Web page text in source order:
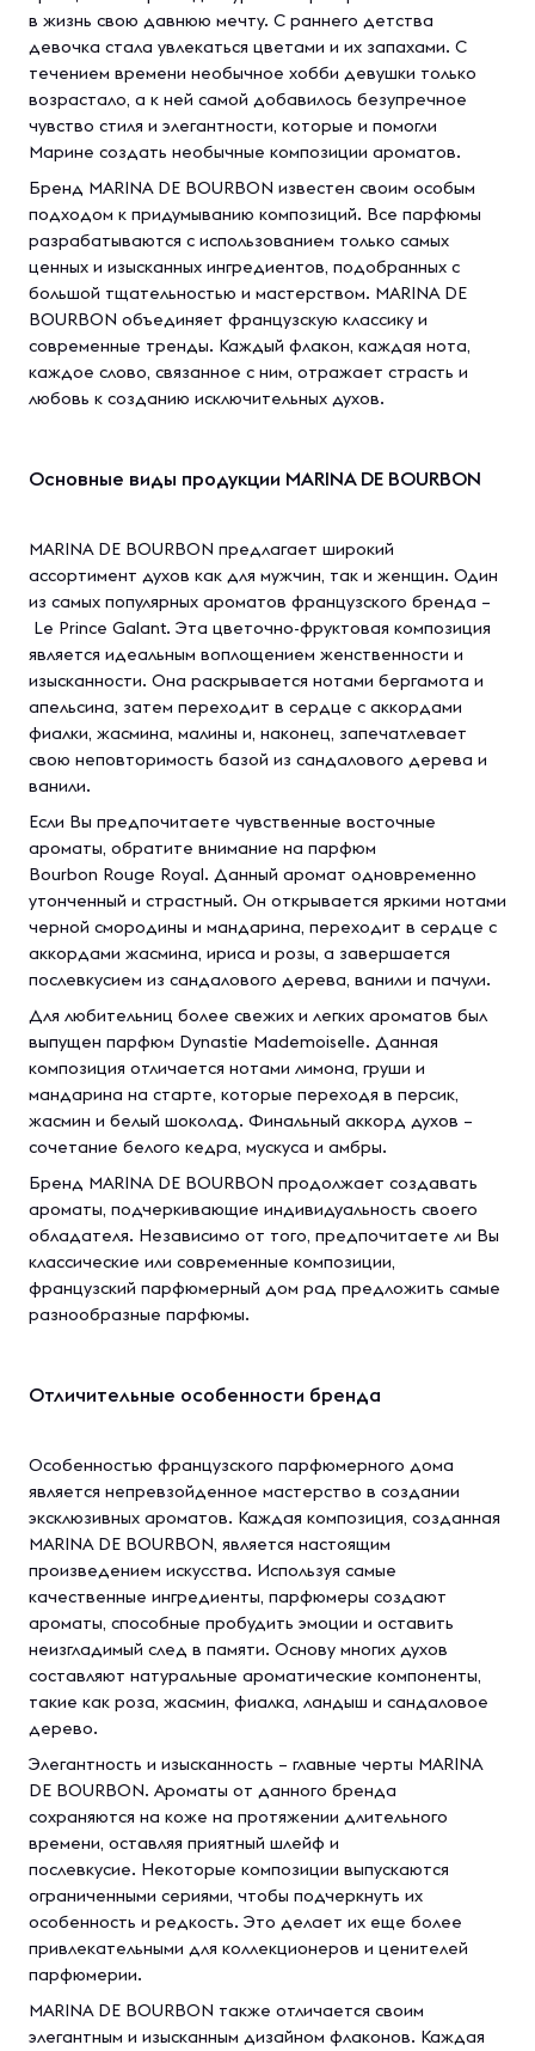
в жизнь свою давнюю мечту. С раннего детства
девочка стала увлекаться цветами и их запахами. С
течением времени необычное хобби девушки только
возрастало, а к ней самой добавилось безупречное
чувство стиля и элегантности, которые и помогли
Марине создать необычные композиции ароматов.
Бренд MARINA DE BOURBON известен своим особым
подходом к придумыванию композиций. Все парфюмы
разрабатываются с использованием только самых
ценных и изысканных ингредиентов, подобранных с
большой тщательностью и мастерством. MARINA DE
BOURBON объединяет французскую классику и
современные тренды. Каждый флакон, каждая нота,
каждое слово, связанное с ним, отражает страсть и
любовь к созданию исключительных духов.
Основные виды продукции MARINA DE BOURBON
MARINA DE BOURBON предлагает широкий
ассортимент духов как для мужчин, так и женщин. Один
из самых популярных ароматов французского бренда –
Le Prince Galant. Эта цветочно-фруктовая композиция
является идеальным воплощением женственности и
изысканности. Она раскрывается нотами бергамота и
апельсина, затем переходит в сердце с аккордами
фиалки, жасмина, малины и, наконец, запечатлевает
свою неповторимость базой из сандалового дерева и
ванили.
Если Вы предпочитаете чувственные восточные
ароматы, обратите внимание на парфюм
Bourbon Rouge Royal. Данный аромат одновременно
утонченный и страстный. Он открывается яркими нотами
черной смородины и мандарина, переходит в сердце с
аккордами жасмина, ириса и розы, а завершается
послевкусием из сандалового дерева, ванили и пачули.
Для любительниц более свежих и легких ароматов был
выпущен парфюм Dynastie Mademoiselle. Данная
композиция отличается нотами лимона, груши и
мандарина на старте, которые переходя в персик,
жасмин и белый шоколад. Финальный аккорд духов –
сочетание белого кедра, мускуса и амбры.
Бренд MARINA DE BOURBON продолжает создавать
ароматы, подчеркивающие индивидуальность своего
обладателя. Независимо от того, предпочитаете ли Вы
классические или современные композиции,
французский парфюмерный дом рад предложить самые
разнообразные парфюмы.
Отличительные особенности бренда
Особенностью французского парфюмерного дома
является непревзойденное мастерство в создании
эксклюзивных ароматов. Каждая композиция, созданная
MARINA DE BOURBON, является настоящим
произведением искусства. Используя самые
качественные ингредиенты, парфюмеры создают
ароматы, способные пробудить эмоции и оставить
неизгладимый след в памяти. Основу многих духов
составляют натуральные ароматические компоненты,
такие как роза, жасмин, фиалка, ландыш и сандаловое
дерево.
Элегантность и изысканность – главные черты MARINA
DE BOURBON. Ароматы от данного бренда
сохраняются на коже на протяжении длительного
времени, оставляя приятный шлейф и
послевкусие. Некоторые композиции выпускаются
ограниченными сериями, чтобы подчеркнуть их
особенность и редкость. Это делает их еще более
привлекательными для коллекционеров и ценителей
парфюмерии.
MARINA DE BOURBON также отличается своим
элегантным и изысканным дизайном флаконов. Каждая